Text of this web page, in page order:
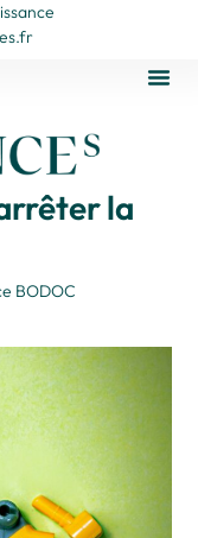
la
BODOC